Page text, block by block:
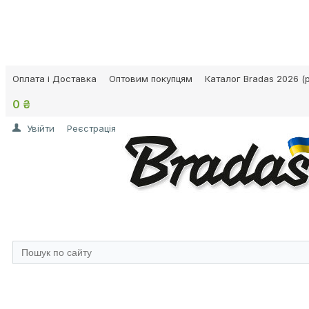
Оплата і Доставка Оптовим покупцям Каталог Bradas 2026
0 ₴
Увійти Реєстрація